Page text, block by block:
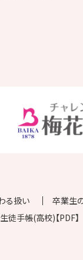
る扱い
卒業生
生徒手帳(高校)【PDF】